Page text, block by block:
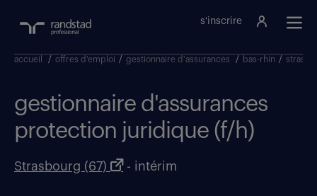
s'inscrire
accueil / offres d'emploi / gestionnaire d'assurances / bas-rhin /
gestionnaire d'assurances
protection juridique (f/h)
Strasbourg (67) - intérim